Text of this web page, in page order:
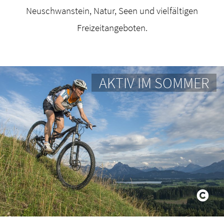
Neuschwanstein, Natur, Seen und vielfältigen
Freizeitangeboten.
AKTIV IM SOMMER